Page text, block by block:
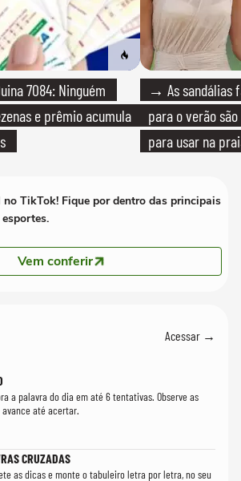
7084: Ninguém
e prêmio acumula
→ As sandálias
para o verão
para usar na
no TikTok! Fique por dentro das principais
Vem conferir
Acessar →
a palavra do dia em até 6 tentativas. Observe as
até acertar.
CRUZADAS
as dicas e monte o tabuleiro letra por letra, no seu